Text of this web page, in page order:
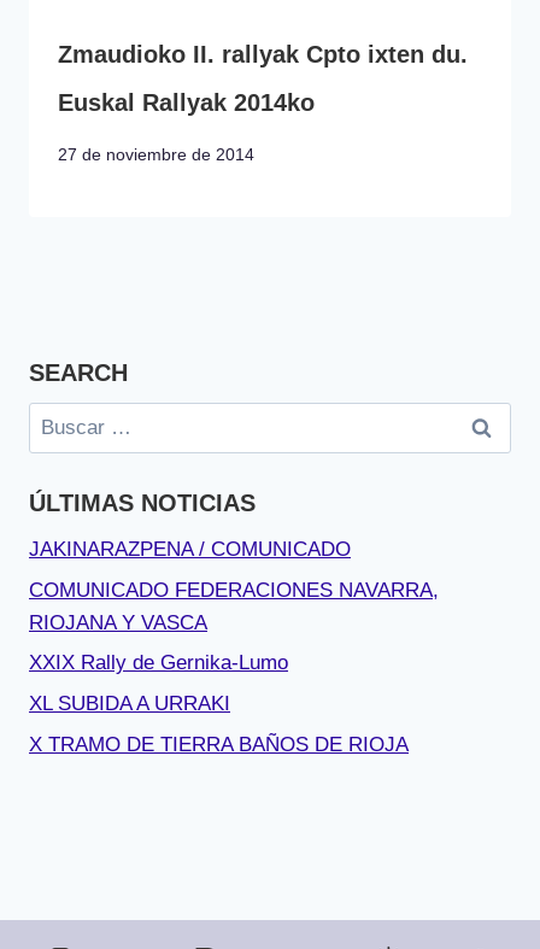
Zmaudioko II. rallyak Cpto ixten du.
Euskal Rallyak 2014ko
27 de noviembre de 2014
SEARCH
Buscar:
ÚLTIMAS NOTICIAS
JAKINARAZPENA / COMUNICADO
COMUNICADO FEDERACIONES NAVARRA,
RIOJANA Y VASCA
XXIX Rally de Gernika-Lumo
XL SUBIDA A URRAKI
X TRAMO DE TIERRA BAÑOS DE RIOJA